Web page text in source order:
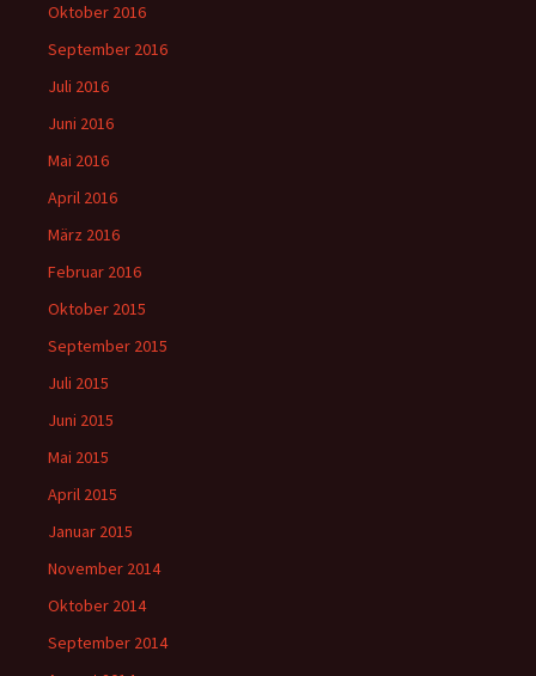
Oktober 2016
September 2016
Juli 2016
Juni 2016
Mai 2016
April 2016
März 2016
Februar 2016
Oktober 2015
September 2015
Juli 2015
Juni 2015
Mai 2015
April 2015
Januar 2015
November 2014
Oktober 2014
September 2014